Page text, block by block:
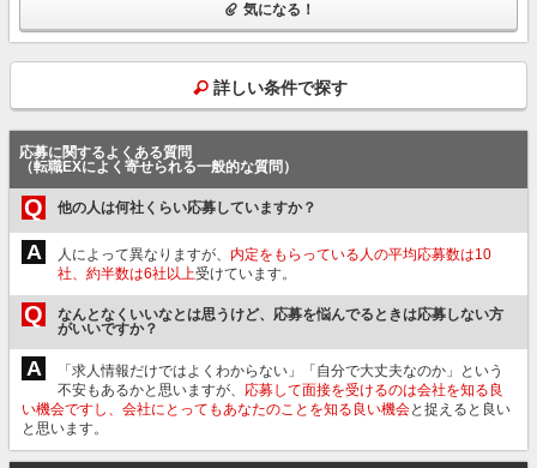
気になる！
詳しい条件で探す
応募に関するよくある質問
（転職EXによく寄せられる一般的な質問）
Q 他の人は何社くらい応募していますか？
A 人によって異なりますが、 内定をもらっている人の平均応募数は10
社、約半数は6社以上受けています。
Q
なんとなくいいなとは思うけど、応募を悩んでるときは応募しない方
がいいですか？
A
「求人情報だけではよくわからない」「自分で大丈夫なのか」という
不安もあるかと思いますが、 応募して面接を受けるのは会社を知る良
い機会ですし、会社にとってもあなたのことを知る良い機会と捉えると良い
と思います。